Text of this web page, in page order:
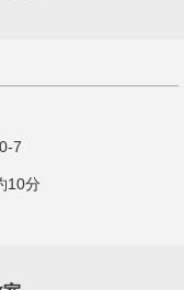
7
10分